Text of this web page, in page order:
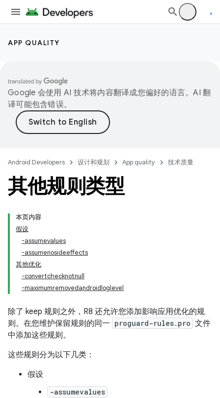
APP QUALITY
Google 会使用 AI 技术将内容翻译成您偏好的语言。AI 翻
译可能包含错误。
Android Developers 设计和规划 App quality 技术质量
其他规则类型
本页内容
假设
-assumevalues
-assumenosideeffects
其他优化
-convertchecknotnull
-maximumremovedandroidloglevel
除了 keep 规则之外，R8 还允许您添加影响应用优化的规
则。在您维护保留规则的同一 proguard-rules.pro 文件
中添加这些规则。
这些规则分为以下几类：
假设
-assumevalues